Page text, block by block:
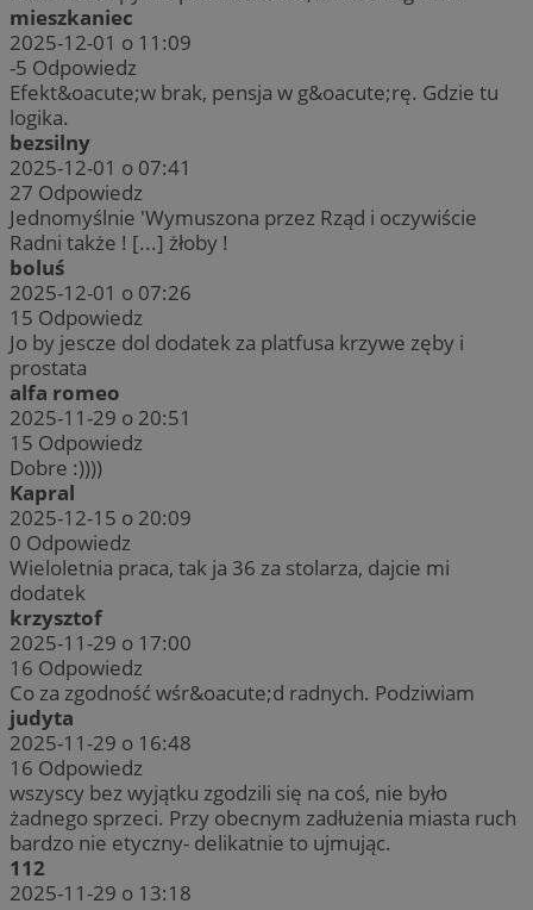
mieszkaniec
2025-12-01 o 11:09
-5 Odpowiedz
Efekt&oacute;w brak, pensja w g&oacute;rę. Gdzie tu
logika.
bezsilny
2025-12-01 o 07:41
27 Odpowiedz
Jednomyślnie 'Wymuszona przez Rząd i oczywiście
Radni także ! [...] żłoby !
boluś
2025-12-01 o 07:26
15 Odpowiedz
Jo by jescze dol dodatek za platfusa krzywe zęby i
prostata
alfa romeo
2025-11-29 o 20:51
15 Odpowiedz
Dobre :))))
Kapral
2025-12-15 o 20:09
0 Odpowiedz
Wieloletnia praca, tak ja 36 za stolarza, dajcie mi
dodatek
krzysztof
2025-11-29 o 17:00
16 Odpowiedz
Co za zgodność wśr&oacute;d radnych. Podziwiam
judyta
2025-11-29 o 16:48
16 Odpowiedz
wszyscy bez wyjątku zgodzili się na coś, nie było
żadnego sprzeci. Przy obecnym zadłużenia miasta ruch
bardzo nie etyczny- delikatnie to ujmując.
112
2025-11-29 o 13:18